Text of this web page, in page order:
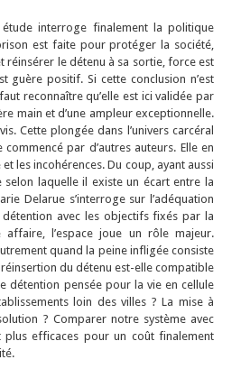
interroge finalement la politique
est faite pour protéger la société,
réinsérer le détenu à sa sortie, force est
guère positif. Si cette conclusion n’est
reconnaître qu’elle est ici validée par
main et d’une ampleur exceptionnelle.
Cette plongée dans l’univers carcéral
par d’autres auteurs. Elle en
les incohérences. Du coup, ayant aussi
selon laquelle il existe un écart entre la
Delarue s’interroge sur l’adéquation
avec les objectifs fixés par la
l’espace joue un rôle majeur.
quand la peine infligée consiste
réinsertion du détenu est-elle compatible
détention pensée pour la vie en cellule
loin des villes ? La mise à
? Comparer notre système avec
plus efficaces pour un coût finalement